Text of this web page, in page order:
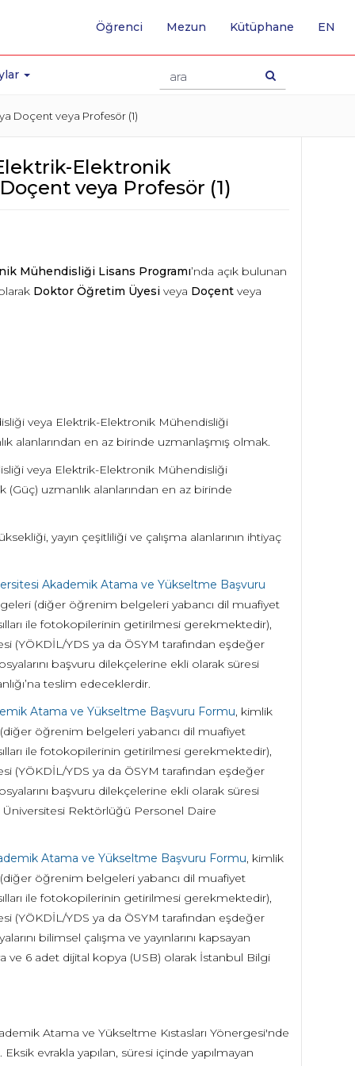
Öğrenci Mezun Kütüphane EN
Doçent veya Profesör (1)
Elektronik
veya Profesör (1)
Mühendisliği Lisans Programı’nda açık bulunan
Doktor Öğretim Üyesiveya Doçent veya
veya Elektrik-Elektronik Mühendisliği
alanlarından en az birinde uzmanlaşmış olmak.
veya Elektrik-Elektronik Mühendisliği
uzmanlık alanlarından en az birinde
yayın çeşitliliği ve çalışma alanlarının ihtiyaç
Akademik Atama ve Yükseltme Başvuru
(diğer öğrenim belgeleri yabancı dil muafiyet
ile fotokopilerinin getirilmesi gerekmektedir),
(YÖKDİL/YDS ya da ÖSYM tarafından eşdeğer
başvuru dilekçelerine ekli olarak süresi
teslim edeceklerdir.
Atama ve Yükseltme Başvuru Formu, kimlik
öğrenim belgeleri yabancı dil muafiyet
ile fotokopilerinin getirilmesi gerekmektedir),
(YÖKDİL/YDS ya da ÖSYM tarafından eşdeğer
başvuru dilekçelerine ekli olarak süresi
Üniversitesi Rektörlüğü Personel Daire
Atama ve Yükseltme Başvuru Formu, kimlik
öğrenim belgeleri yabancı dil muafiyet
ile fotokopilerinin getirilmesi gerekmektedir),
(YÖKDİL/YDS ya da ÖSYM tarafından eşdeğer
bilimsel çalışma ve yayınlarını kapsayan
ve 6 adet dijital kopya (USB) olarak İstanbul Bilgi
Atama ve Yükseltme Kıstasları Yönergesi'nde
evrakla yapılan, süresi içinde yapılmayan